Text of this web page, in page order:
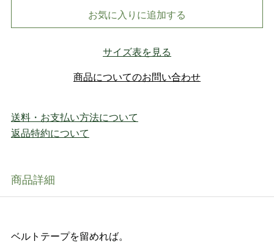
お気に入りに追加する
サイズ表を見る
商品についてのお問い合わせ
送料・お支払い方法について
返品特約について
商品詳細
ベルトテープを留めれば。